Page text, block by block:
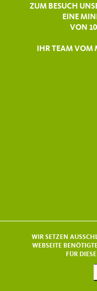
ZUM BESUCH
EINE
VON
IHR TEAM VOM
WIR SETZEN
WEBSEITE
FÜR